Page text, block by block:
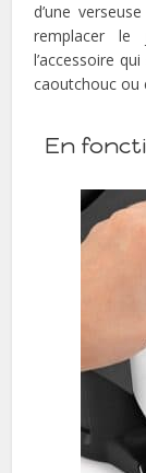
d’une
remplacer le
l’accessoire
caoutchouc ou
En